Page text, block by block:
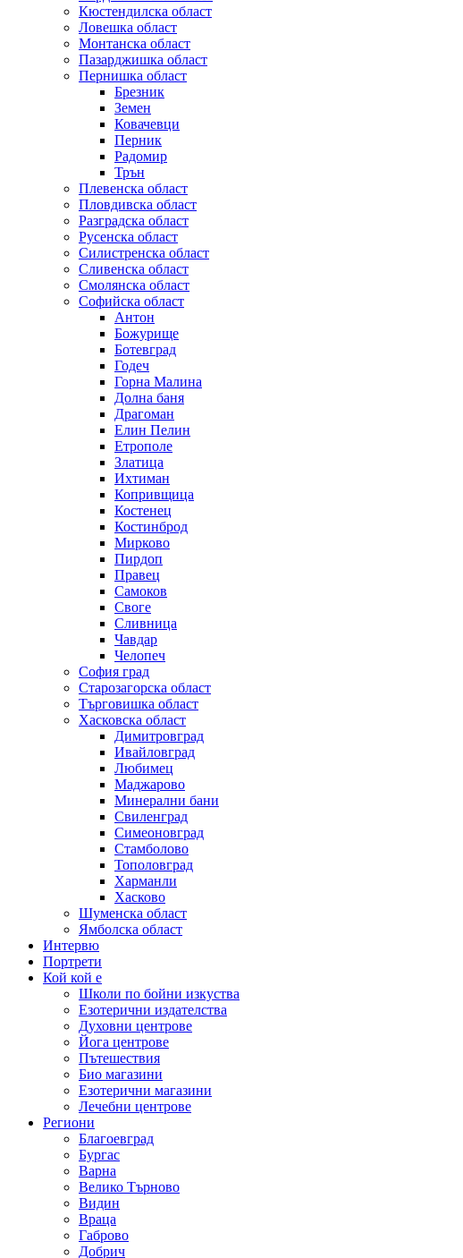
Кюстендилска област
Ловешка област
Монтанска област
Пазарджишка област
Пернишка област
Брезник
Земен
Ковачевци
Перник
Радомир
Трън
Плевенска област
Пловдивска област
Разградска област
Русенска област
Силистренска област
Сливенска област
Смолянска област
Софийска област
Антон
Божурище
Ботевград
Годеч
Горна Малина
Долна баня
Драгоман
Елин Пелин
Етрополе
Златица
Ихтиман
Копривщица
Костенец
Костинброд
Мирково
Пирдоп
Правец
Самоков
Своге
Сливница
Чавдар
Челопеч
София град
Старозагорска област
Търговишка област
Хасковска област
Димитровград
Ивайловград
Любимец
Маджарово
Минерални бани
Свиленград
Симеоновград
Стамболово
Тополовград
Харманли
Хасково
Шуменска област
Ямболска област
Интервю
Портрети
Кой кой е
Школи по бойни изкуства
Езотерични издателства
Духовни центрове
Йога центрове
Пътешествия
Био магазини
Езотерични магазини
Лечебни центрове
Региони
Благоевград
Бургас
Варна
Велико Търново
Видин
Враца
Габрово
Добрич